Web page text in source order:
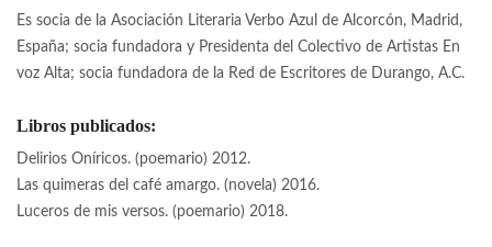
Es socia de la Asociación Literaria Verbo Azul de Alcorcón, Madrid,
España; socia fundadora y Presidenta del Colectivo de Artistas En
voz Alta; socia fundadora de la Red de Escritores de Durango, A.C.
Libros publicados:
Delirios Oníricos. (poemario) 2012.
Las quimeras del café amargo. (novela) 2016.
Luceros de mis versos. (poemario) 2018.